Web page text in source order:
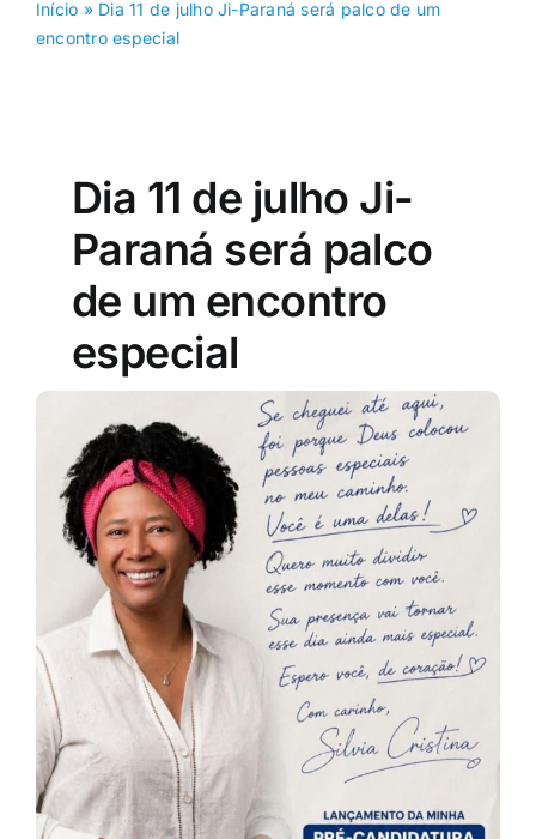
Início » Dia 11 de julho Ji-Paraná será palco de um
encontro especial
Dia 11 de julho Ji-
Paraná será palco
de um encontro
especial